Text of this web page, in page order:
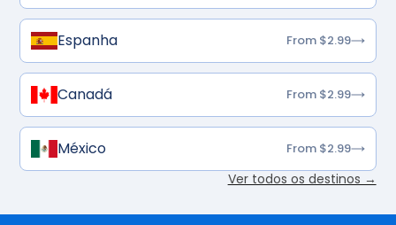
Espanha From $2.99
Canadá From $2.99
México From $2.99
Ver todos os destinos →